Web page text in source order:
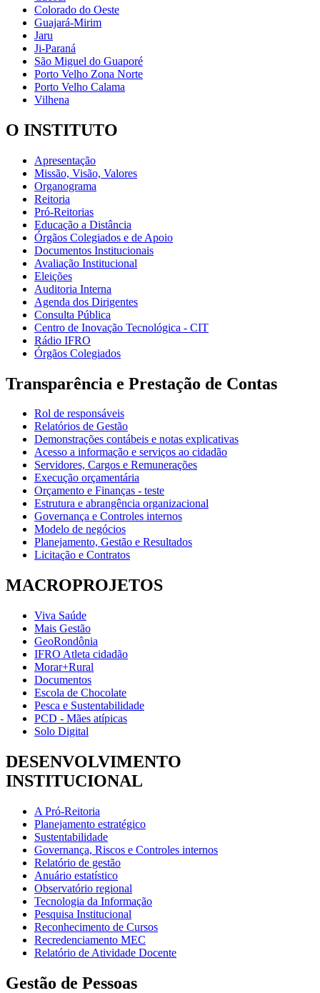
Colorado do Oeste
Guajará-Mirim
Jaru
Ji-Paraná
São Miguel do Guaporé
Porto Velho Zona Norte
Porto Velho Calama
Vilhena
O INSTITUTO
Apresentação
Missão, Visão, Valores
Organograma
Reitoria
Pró-Reitorias
Educação a Distância
Órgãos Colegiados e de Apoio
Documentos Institucionais
Avaliação Institucional
Eleições
Auditoria Interna
Agenda dos Dirigentes
Consulta Pública
Centro de Inovação Tecnológica - CIT
Rádio IFRO
Órgãos Colegiados
Transparência e Prestação de Contas
Rol de responsáveis
Relatórios de Gestão
Demonstrações contábeis e notas explicativas
Acesso a informação e serviços ao cidadão
Servidores, Cargos e Remunerações
Execução orçamentária
Orçamento e Finanças - teste
Estrutura e abrangência organizacional
Governança e Controles internos
Modelo de negócios
Planejamento, Gestão e Resultados
Licitação e Contratos
MACROPROJETOS
Viva Saúde
Mais Gestão
GeoRondônia
IFRO Atleta cidadão
Morar+Rural
Documentos
Escola de Chocolate
Pesca e Sustentabilidade
PCD - Mães atípicas
Solo Digital
DESENVOLVIMENTO
INSTITUCIONAL
A Pró-Reitoria
Planejamento estratégico
Sustentabilidade
Governança, Riscos e Controles internos
Relatório de gestão
Anuário estatístico
Observatório regional
Tecnologia da Informação
Pesquisa Institucional
Reconhecimento de Cursos
Recredenciamento MEC
Relatório de Atividade Docente
Gestão de Pessoas